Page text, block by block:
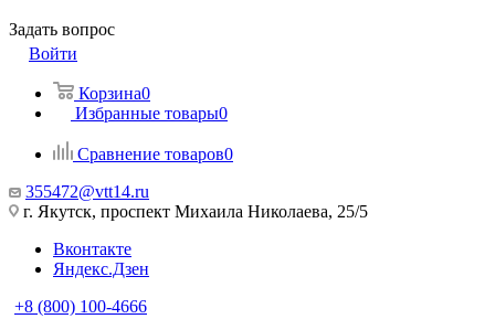
Задать вопрос
Войти
Корзина0
Избранные товары0
Сравнение товаров0
355472@vtt14.ru
г. Якутск, проспект Михаила Николаева, 25/5
Вконтакте
Яндекс.Дзен
+8 (800) 100-4666